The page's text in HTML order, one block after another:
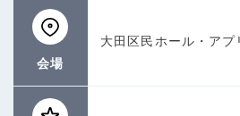
会場
大田区民ホール・ア